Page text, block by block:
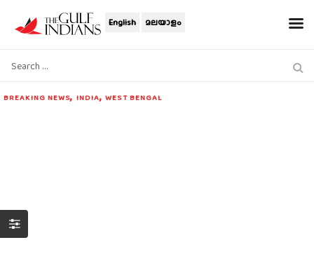
English മലയാളം
BREAKING NEWS, INDIA,WEST BENGAL